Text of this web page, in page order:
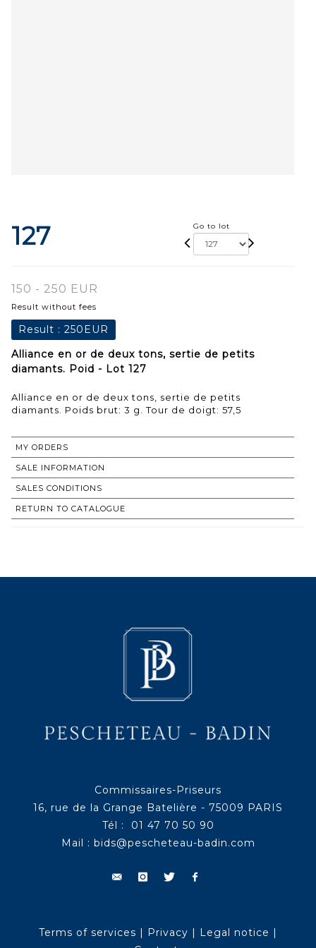
127 Go to lot
150 - 250 EUR
Result without fees
Result : 250EUR
Alliance en or de deux tons, sertie de petits
diamants. Poid - Lot 127
Alliance en or de deux tons, sertie de petits
diamants. Poids brut: 3 g. Tour de doigt: 57,5
MY ORDERS
SALE INFORMATION
SALES CONDITIONS
RETURN TO CATALOGUE
Commissaires-Priseurs
16, rue de la Grange Batelière - 75009 PARIS
Tél : 01 47 70 50 90
Mail : bids@pescheteau-badin.com
Terms of services | Privacy | Legal notice |